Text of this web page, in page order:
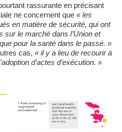
ne concernent que « les
en matière de sécurité, qui ont
sur le marché dans l’Union et
pour la santé dans le passé. »
cas, « il y a lieu de recourir à
d’actes d’exécution. »